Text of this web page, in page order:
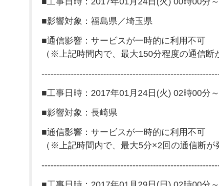
■影響対象：福島県／埼玉県
■通信影響：サービスが一時的に利用不可
（※上記時間内で、最大150分程度の通信断
■工事日時：2017年01月24日(火) 02時00分
■影響対象：長崎県
■通信影響：サービスが一時的に利用不可
（※上記時間内で、最大5分×2回の通信断が